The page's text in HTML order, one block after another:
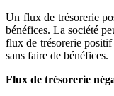
Un flux de trésorerie
bénéfices. La société
flux de trésorerie
sans faire de bénéfices.
Flux de trésorerie